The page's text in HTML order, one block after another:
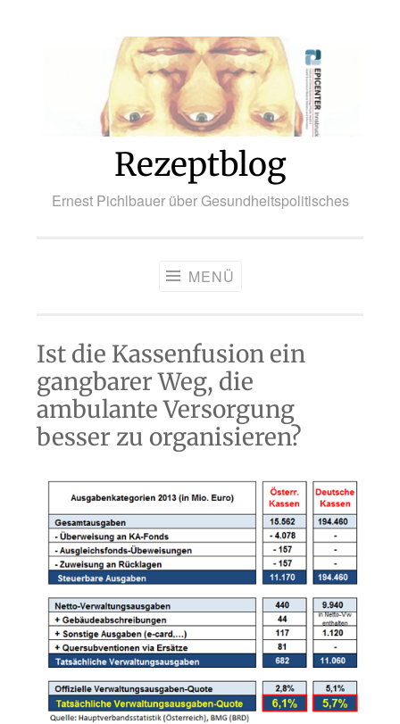
Rezeptblog
Ernest Pichlbauer über Gesundheitspolitisches
MENÜ
Ist die Kassenfusion ein
gangbarer Weg, die
ambulante Versorgung
besser zu organisieren?